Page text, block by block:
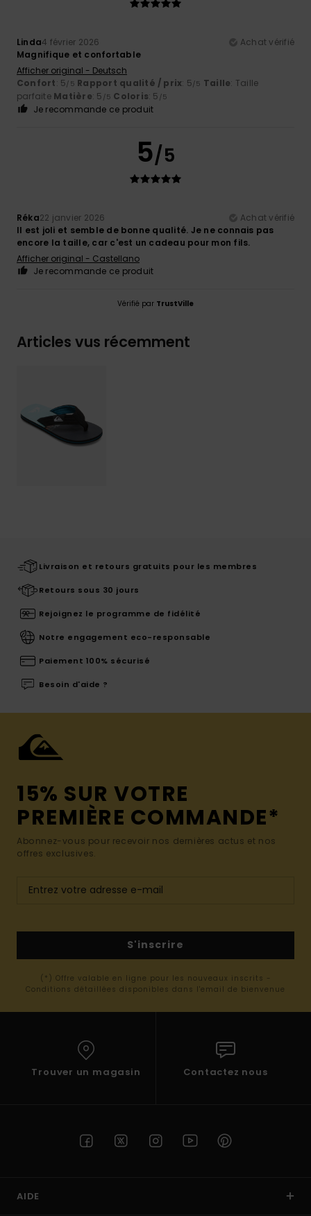
Linda4 février 2026
Achat vérifié
Magnifique et confortable
Afficher original - Deutsch
Confort: 5/5 Rapport qualité / prix: 5/5 Taille: Taille
parfaite Matière: 5 /5 Coloris: 5 /5
Je recommande ce produit
5/5
Réka22 janvier 2026
Achat vérifié
Il est joli et semble de bonne qualité. Je ne connais pas
encore la taille, car c'est un cadeau pour mon fils.
Afficher original - Castellano
Je recommande ce produit
Vérifié par TrustVille
Articles vus récemment
Livraison et retours gratuits pour les membres
Retours sous 30 jours
Rejoignez le programme de fidélité
Notre engagement eco-responsable
Paiement 100% sécurisé
Besoin d'aide ?
15% SUR VOTRE
PREMIÈRE COMMANDE*
Abonnez-vous pour recevoir nos dernières actus et nos
offres exclusives.
S'inscrire
(*) Offre valable en ligne pour les nouveaux inscrits -
Conditions détaillées disponibles dans l'email de bienvenue
Trouver un magasin Contactez nous
AIDE